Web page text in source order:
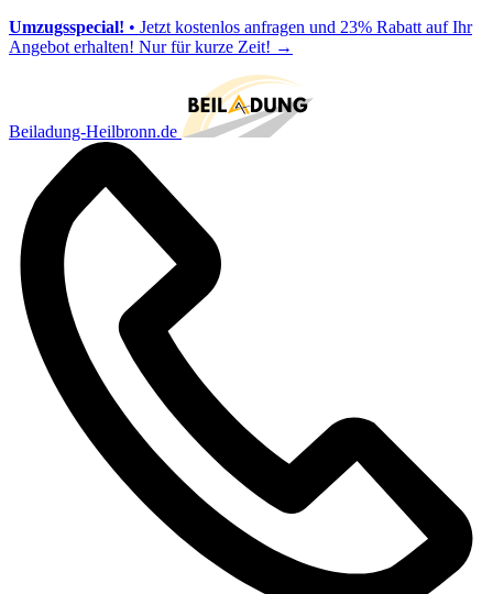
Umzugsspecial! • Jetzt kostenlos anfragen und 23% Rabatt auf Ihr
Angebot erhalten! Nur für kurze Zeit! →
Beiladung-Heilbronn.de